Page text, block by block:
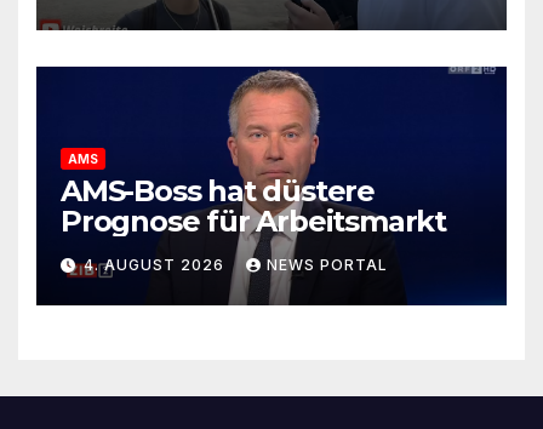
AMS
AMS-Boss hat düstere
Prognose für Arbeitsmarkt
4. AUGUST 2026 NEWS PORTAL